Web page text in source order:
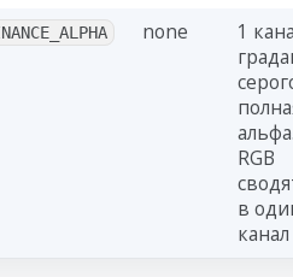
none
1
RGB
в
канал